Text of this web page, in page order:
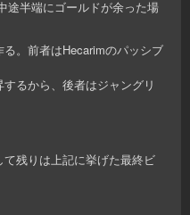
途半端にゴールドが余った場
る。前者はHecarimのパッシブ
るから、後者はジャングリ
て残りは上記に挙げた最終ビ